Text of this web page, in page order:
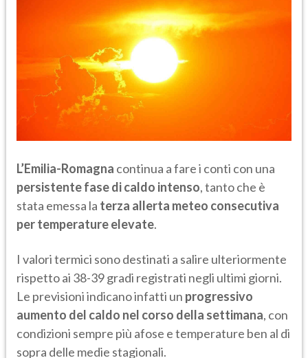
L’Emilia-Romagna continua a fare i conti con una
persistente fase di caldo intenso, tanto che è
stata emessa la terza allerta meteo consecutiva
per temperature elevate.
I valori termici sono destinati a salire ulteriormente
rispetto ai 38-39 gradi registrati negli ultimi giorni.
Le previsioni indicano infatti un progressivo
aumento del caldo nel corso della settimana, con
condizioni sempre più afose e temperature ben al di
sopra delle medie stagionali.